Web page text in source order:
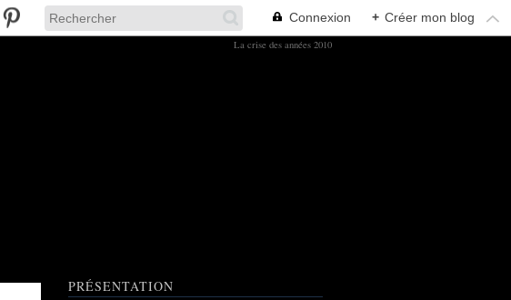
Connexion + Créer mon blog
La crise des années 2010
PRÉSENTATION